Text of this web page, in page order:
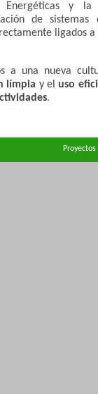
Energéticas y
de
ligados a
a una nueva
límpia y eluso
.
y